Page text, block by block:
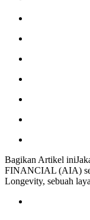
Bagikan Artikel
FINANCIAL (AIA)
Longevity, sebuah